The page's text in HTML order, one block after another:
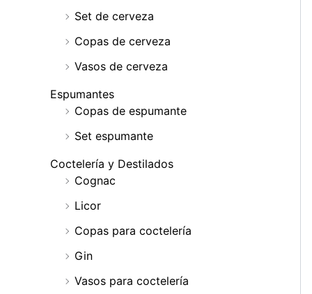
Set de cerveza
Copas de cerveza
Vasos de cerveza
Espumantes
Copas de espumante
Set espumante
Coctelería y Destilados
Cognac
Licor
Copas para coctelería
Gin
Vasos para coctelería